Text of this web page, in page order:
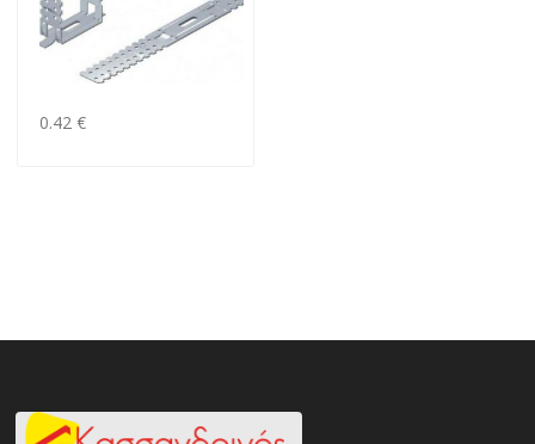
0.42 €